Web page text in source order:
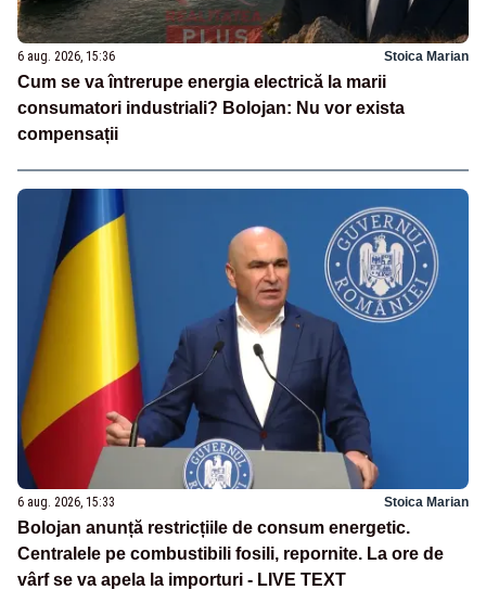
6 aug. 2026, 15:36 Stoica Marian
Cum se va întrerupe energia electrică la marii
consumatori industriali? Bolojan: Nu vor exista
compensații
6 aug. 2026, 15:33 Stoica Marian
Bolojan anunță restricțiile de consum energetic.
Centralele pe combustibili fosili, repornite. La ore de
vârf se va apela la importuri - LIVE TEXT